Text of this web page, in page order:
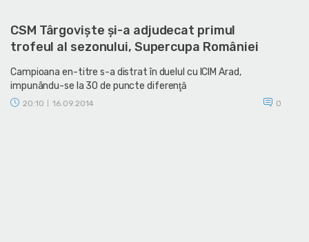
CSM Târgovişte şi-a adjudecat primul
trofeul al sezonului, Supercupa României
Campioana en-titre s-a distrat în duelul cu ICIM Arad,
impunându-se la 30 de puncte diferenţă
20:10 16.09.2014 0